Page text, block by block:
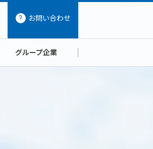
お問い合わせ
グループ企業